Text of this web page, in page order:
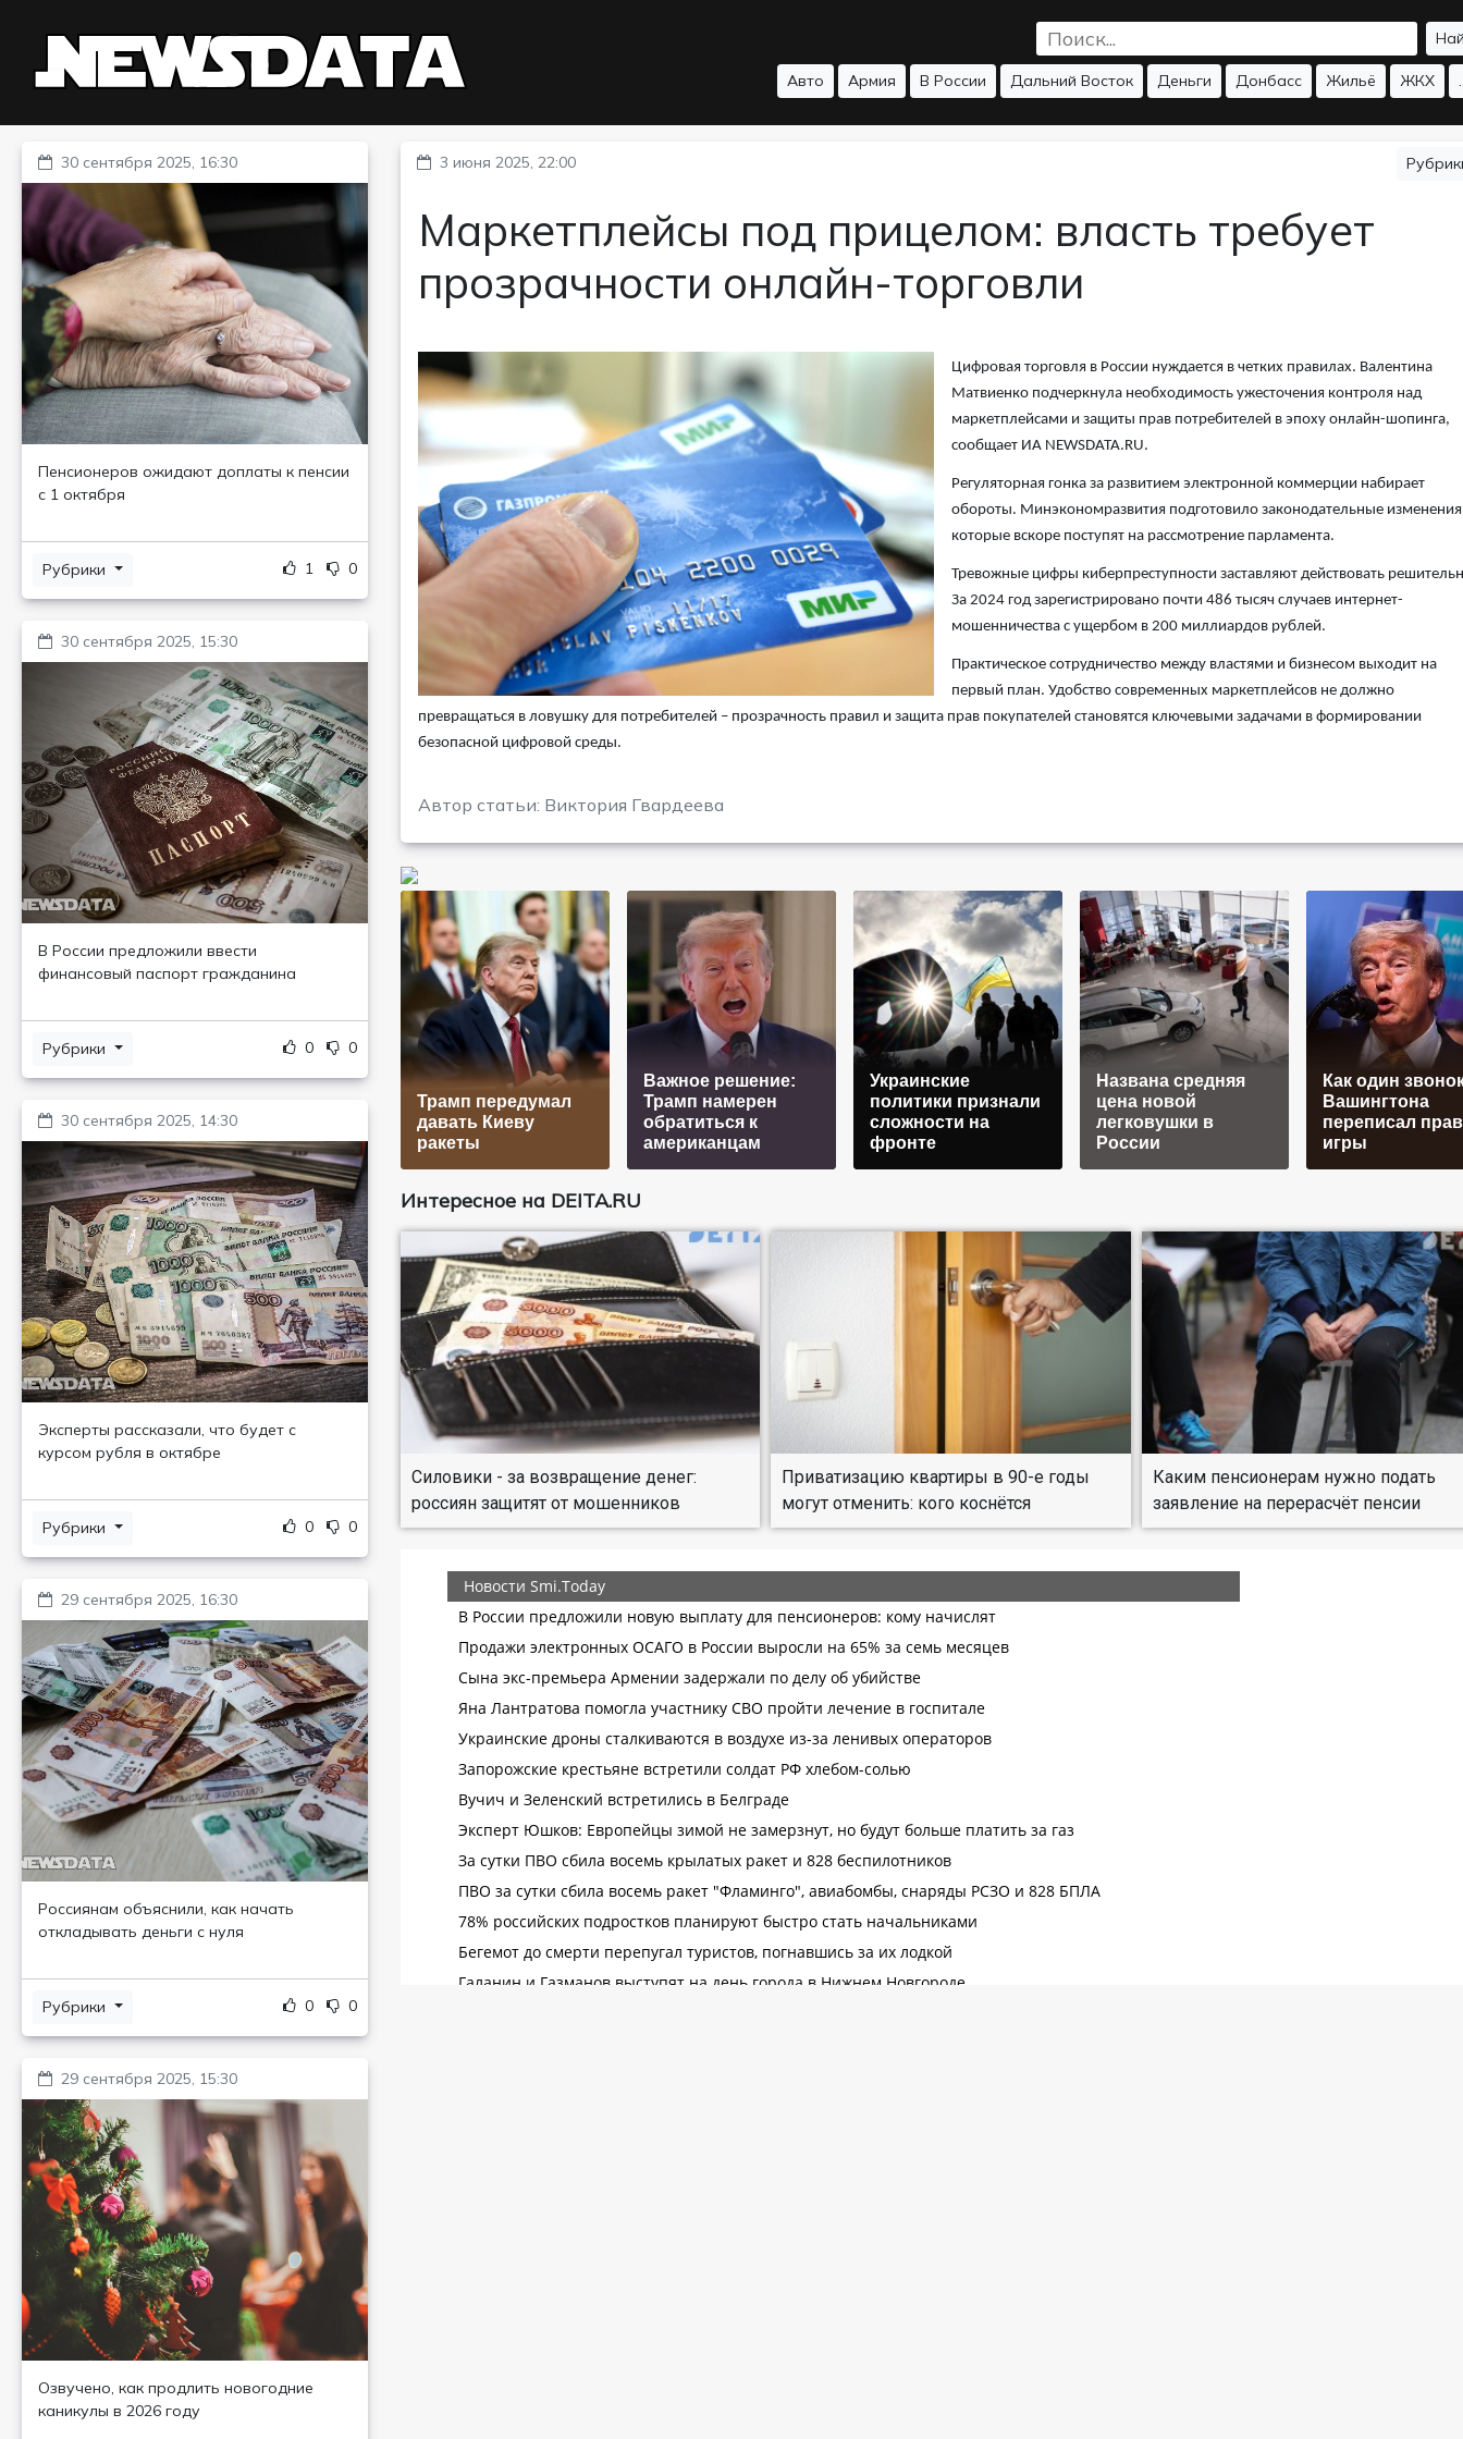
Авто Армия В России Дальний Восток Деньги Донбасс Жильё ЖКХ
30 сентября 2025, 16:30
Пенсионеров ожидают доплаты к пенсии
с 1 октября
Рубрики 1 0
30 сентября 2025, 15:30
В России предложили ввести
финансовый паспорт гражданина
Рубрики 0 0
30 сентября 2025, 14:30
Эксперты рассказали, что будет с
курсом рубля в октябре
Рубрики 0 0
29 сентября 2025, 16:30
Россиянам объяснили, как начать
откладывать деньги с нуля
Рубрики 0 0
29 сентября 2025, 15:30
Озвучено, как продлить новогодние
каникулы в 2026 году
3 июня 2025, 22:00
Маркетплейсы под прицелом: власть требует
прозрачности онлайн-торговли
Цифровая торговля в России нуждается в четких правилах. Валентина
Матвиенко подчеркнула необходимость ужесточения контроля над
маркетплейсами и защиты прав потребителей в эпоху онлайн-шопинга,
сообщает ИА NEWSDATA.RU.
Регуляторная гонка за развитием электронной коммерции набирает
обороты. Минэкономразвития подготовило законодательные
которые вскоре поступят на рассмотрение парламента.
Тревожные цифры киберпреступности заставляют действовать
За 2024 год зарегистрировано почти 486 тысяч случаев интернет-
мошенничества с ущербом в 200 миллиардов рублей.
Практическое сотрудничество между властями и бизнесом выходит на
первый план. Удобство современных маркетплейсов не должно
превращаться в ловушку для потребителей – прозрачность правил и защита прав покупателей становятся ключевыми задачами в формировании
безопасной цифровой среды.
Автор статьи: Виктория Гвардеева
Трамп передумал
давать Киеву
ракеты
Важное решение:
Трамп намерен
обратиться к
американцам
Украинские
политики признали
сложности на
фронте
Названа средняя
цена новой
легковушки в
России
Как один
Вашингтона
переписал
игры
Интересное на DEITA.RU
Силовики - за возвращение денег:
россиян защитят от мошенников
Приватизацию квартиры в 90-е годы
могут отменить: кого коснётся
Каким пенсионерам нужно подать
заявление на перерасчёт пенсии